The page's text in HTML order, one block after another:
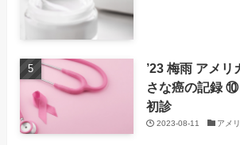
’23 梅雨 アメ
さな癌の記録
初診
2023-08-11 アメ